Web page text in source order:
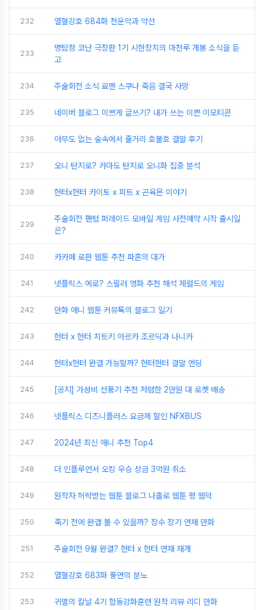
232 열혈강호 684화 천운악과 약선
233
명탐정 코난 극장판 1기 시한장치의 마천루 개봉 소식을 듣
고
234 주술회전 소식 료멘 스쿠나 죽음 결국 사망
235 네이버 블로그 이쁘게 글쓰기? 내가 쓰는 이쁜 이모티콘
236 아무도 없는 숲속에서 줄거리 호불호 결말 후기
237 오니 탄지로? 카마도 탄지로 오니화 집중 분석
238 헌터x헌터 카이토 x 피트 x 곤육몬 이야기
239
주술회전 팬텀 퍼레이드 모바일 게임 사전예약 시작 출시일
은?
240 카카페 로판 웹툰 추천 파혼의 대가
241 넷플릭스 에로? 스릴러 영화 추천 해석 제럴드의 게임
242 만화 애니 웹툰 커뮤톡의 블로그 일기
243 헌터 x 헌터 치트키 아르카 조르딕과 나니카
244 헌터x헌터 완결 가능할까? 헌터헌터 결말 엔딩
245 [공지] 가성비 선풍기 추천 저렴한 2만원 대 로켓 배송
246 넷플릭스 디즈니플러스 요금제 할인 NFXBUS
247 2024년 최신 애니 추천 Top4
248 더 인플루언서 오킹 우승 상금 3억원 취소
249 원작자 허락받는 웹툰 블로그 나홀로 웹툰 평 웹덕
250 죽기 전에 완결 볼 수 있을까? 장수 장기 연재 만화
251 주술회전 9월 완결? 헌터 x 헌터 연재 재개
252 열혈강호 683화 풍연의 분노
253 귀멸의 칼날 4기 합동강화훈련 원작 리뷰 리디 만화